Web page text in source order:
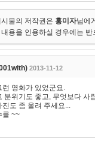
시물의 저작권은 홍미자님에
내용을 인용하실 경우에는
2013-11-12
런 영화가 있었군요.
분위기도 좋고, 무엇보다 사
진도 좀 올려 주세요...
를 ~~